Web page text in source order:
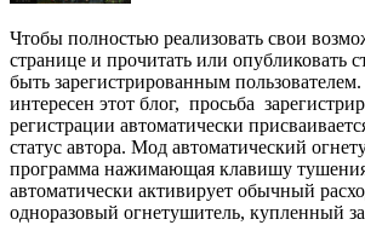
Чтобы полностью реализовать свои
странице и прочитать или опубликовать
быть зарегистрированным
интересен этот блог, просьба
регистрации автоматически
статус автора. Мод автоматический
программа нажимающая клавишу тушения
автоматически активирует обычный
одноразовый огнетушитель, купленный